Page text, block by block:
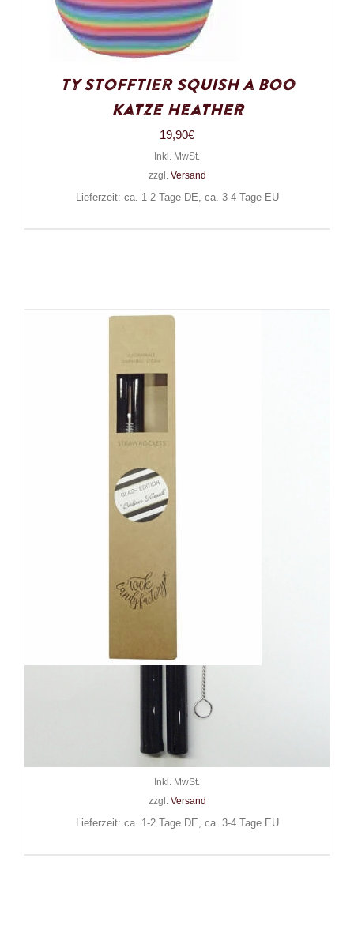
Ty Stofftier Squish a Boo
Katze Heather
19,90€
Inkl. MwSt.
zzgl. Versand
Lieferzeit: ca. 1-2 Tage DE, ca. 3-4 Tage EU
Strawrocket Glas-Trinkhalm
2er-Set Berliner Klassik Black
mit Bürste 20 cm
12,90€
Inkl. MwSt.
zzgl. Versand
Lieferzeit: ca. 1-2 Tage DE, ca. 3-4 Tage EU